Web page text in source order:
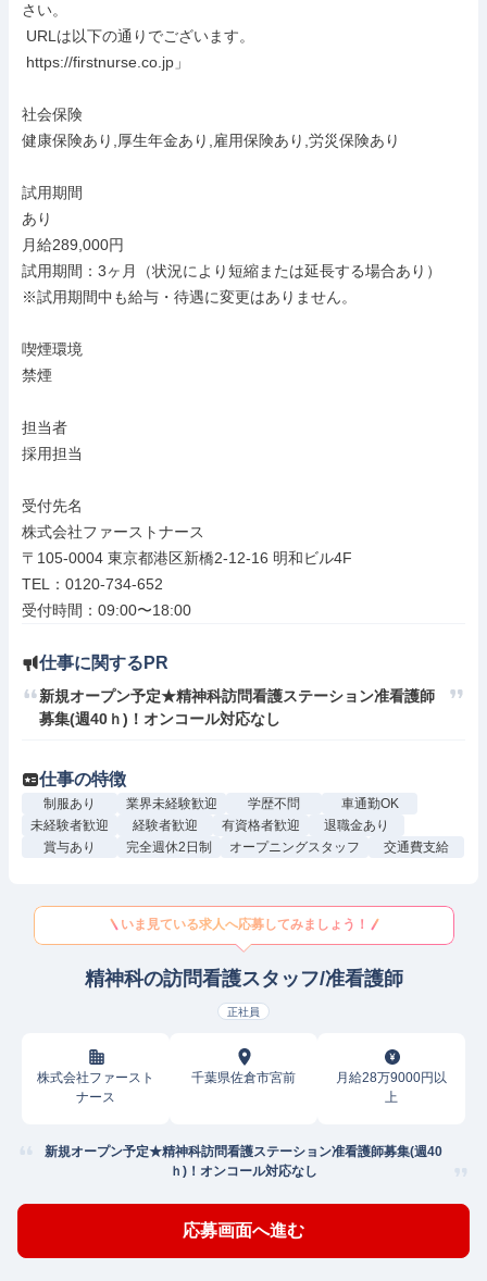
さい。
社会保険
健康保険あり,厚生年金あり,雇用保険あり,労災保険あり
試用期間
あり
月給289,000円
試用期間：3ヶ月（状況により短縮または延長する場合あり）
※試用期間中も給与・待遇に変更はありません。
喫煙環境
禁煙
担当者
採用担当
受付先名
株式会社ファーストナース
〒105-0004 東京都港区新橋2-12-16 明和ビル4F
TEL：0120-734-652
受付時間：09:00〜18:00
仕事に関するPR
新規オープン予定★精神科訪問看護ステーション准看護師
募集(週40ｈ)！オンコール対応なし
仕事の特徴
制服あり 業界未経験歓迎 学歴不問
車通勤OK
未経験者歓迎
経験者歓迎 有資格者歓迎
退職金あり
賞与あり
完全週休2日制 オープニングスタッフ 交通費支給
いま見ている求人へ応募してみましょう！
精神科の訪問看護スタッフ/准看護師
正社員
株式会社ファースト
ナース
千葉県佐倉市宮前
月給28万9000円以
上
新規オープン予定★精神科訪問看護ステーション准看護師募集(週40
ｈ)！オンコール対応なし
応募画面へ進む